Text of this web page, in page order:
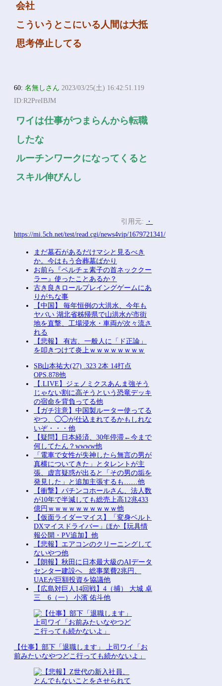
会社
こういうとこにいる人間は大抵
思考停止してる
60:名無しさん 2023/03/25(土) 16:42:51.119
ID:R2PreIBJM
ワイは仕事がつまらんから転職
したな
ルーチンワークになってくると
スキル伸びんし
引用元:
・
https://mi.5ch.net/test/read.cgi/news4vip/1679721341/
まだ墓石があるだけマシと見るべき
か。今はもう合葬墓ばかり
お前ら『ペルチェ素子の首ネッククー
ラー』使ったことあるか？
古き良きロールプレイングゲームにあ
りがちな事
【中国】 毎年恒例の大洪水、今年も
ヤバい 湖北省秭帰県で山洪水が市街
地を直撃、工場浸水・車両が次々流さ
れる
【悲報】 有吉、一般人に「ド正論」
を叩きつけて炎上ｗｗｗｗｗｗｗｗ
SB山本祐大(27) .323 2本 14打点
OPS.878他
【.LIVE】ジェノミクスあんま強そう
じゃない割に高そうという恐竜デッキ
の宿命を背負ってる他
【ガチ注意】中国製ルーター使ってる
やつ、◯◯が仕込まれてるかもしれな
いぞ・・・他
【疑問】日本経済、30年停滞←今まで
何してたん？wwww他
「電車で女性が失神したら無言の男が
真横についてきた」とタレントが主
張、虚言疑惑が出ると「その男の垢を
発見した」と追加主張するも……他
【衝撃】パチンコホールさん、法人数
が10年で半減しても総売上高12兆433
億円ｗｗｗｗｗｗｗｗｗｗ他
【仮面ライダーマイス】「変身ベルト
DXマイスドライバー」ほか【玩具情
報公開・PV追加】他
【悲報】エアコンのクリーニングして
ないやつ他
【朗報】秋田に日本最大級のAIデータ
センター建設へ 総事業費2兆円、
UAEが巨額投資を協議他
【広島対巨人14回戦】4（捕） 大城 卓
三 6（一） 小濱 佑斗他
【仕事】部下「退職します」 上司ワイ「お
前みたいなやつどこ行っても続かないよ」